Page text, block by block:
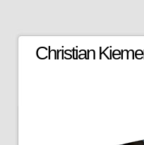
Christian